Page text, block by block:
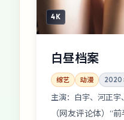
4K
白昼档案
综艺 动漫 2020
主演： 白宇、河正宇
（网友评论体）“